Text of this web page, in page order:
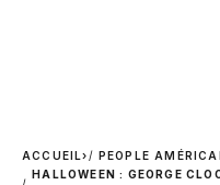
ACCUEIL› PEOPLE
HALLOWEEN : GEORGE